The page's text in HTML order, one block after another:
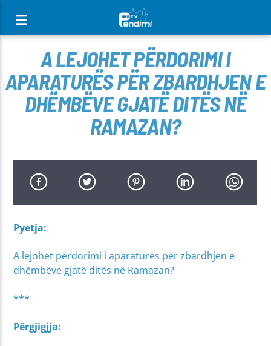
A LEJOHET PËRDORIMI I
APARATURËS PËR ZBARDHJEN E
DHËMBËVE GJATË DITËS NË
RAMAZAN?
Pyetja:
A lejohet përdorimi i aparaturës për zbardhjen e
dhëmbëve gjatë ditës në Ramazan?
***
Përgjigjja: